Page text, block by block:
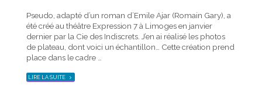
Pseudo, adapté d’un roman d’Emile Ajar (Romain Gary), a
été créé au théâtre Expression 7 à Limoges en janvier
dernier par la Cie des Indiscrets. J’en ai réalisé les photos
de plateau, dont voici un échantillon… Cette création prend
place dans le cadre …
LIRE LA SUITE"PSEUDO"